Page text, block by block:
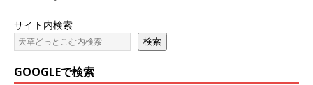
サイト内検索
検索
GOOGLEで検索